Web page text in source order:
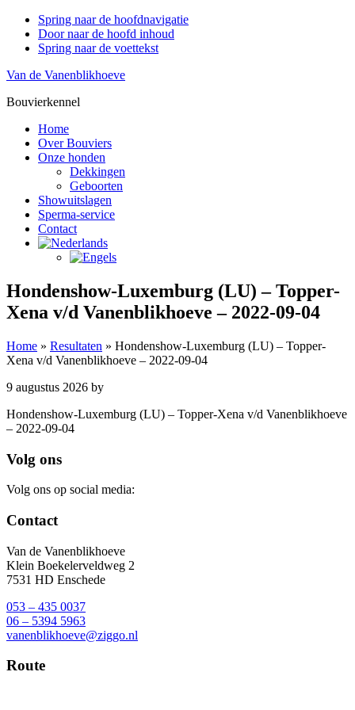
Spring naar de hoofdnavigatie
Door naar de hoofd inhoud
Spring naar de voettekst
Van de Vanenblikhoeve
Bouvierkennel
Home
Over Bouviers
Onze honden
Dekkingen
Geboorten
Showuitslagen
Sperma-service
Contact
Hondenshow-Luxemburg (LU) – Topper-
Xena v/d Vanenblikhoeve – 2022-09-04
Home » Resultaten » Hondenshow-Luxemburg (LU) – Topper-
Xena v/d Vanenblikhoeve – 2022-09-04
9 augustus 2026 by
Hondenshow-Luxemburg (LU) – Topper-Xena v/d Vanenblikhoeve
– 2022-09-04
Footer
Volg ons
Volg ons op social media:
Contact
Van de Vanenblikhoeve
Klein Boekelerveldweg 2
7531 HD Enschede
053 – 435 0037
06 – 5394 5963
vanenblikhoeve@ziggo.nl
Route